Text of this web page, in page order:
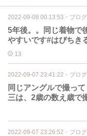
2022-09-08 00:13:53 ・ ブログ
5年後。。同じ着物で
やすいです#はぴちき
13
2022-09-07 23:41:22 ・ ブログ
同じアングルで撮っ
三は、2歳の数え歳で
2022-09-07 23:26:52 ・ ブログ